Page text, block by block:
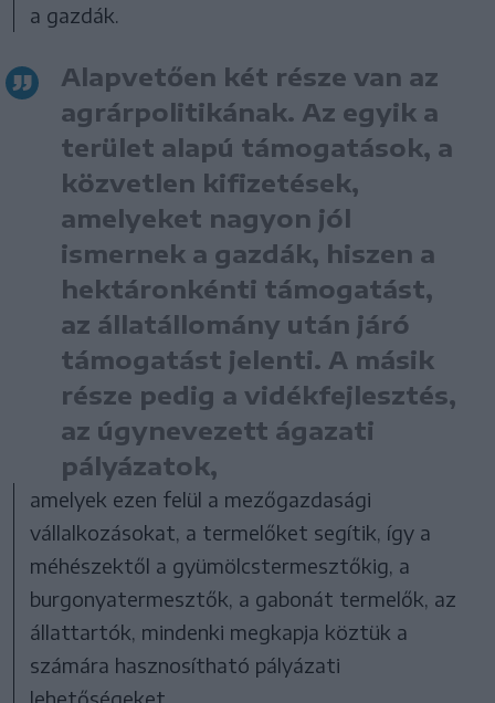
a gazdák.
Alapvetően két része van az
agrárpolitikának. Az egyik a
terület alapú támogatások, a
közvetlen kifizetések,
amelyeket nagyon jól
ismernek a gazdák, hiszen a
hektáronkénti támogatást,
az állatállomány után járó
támogatást jelenti. A másik
része pedig a vidékfejlesztés,
az úgynevezett ágazati
pályázatok,
amelyek ezen felül a mezőgazdasági
vállalkozásokat, a termelőket segítik, így a
méhészektől a gyümölcstermesztőkig, a
burgonyatermesztők, a gabonát termelők, az
állattartók, mindenki megkapja köztük a
számára hasznosítható pályázati
lehetőségeket.